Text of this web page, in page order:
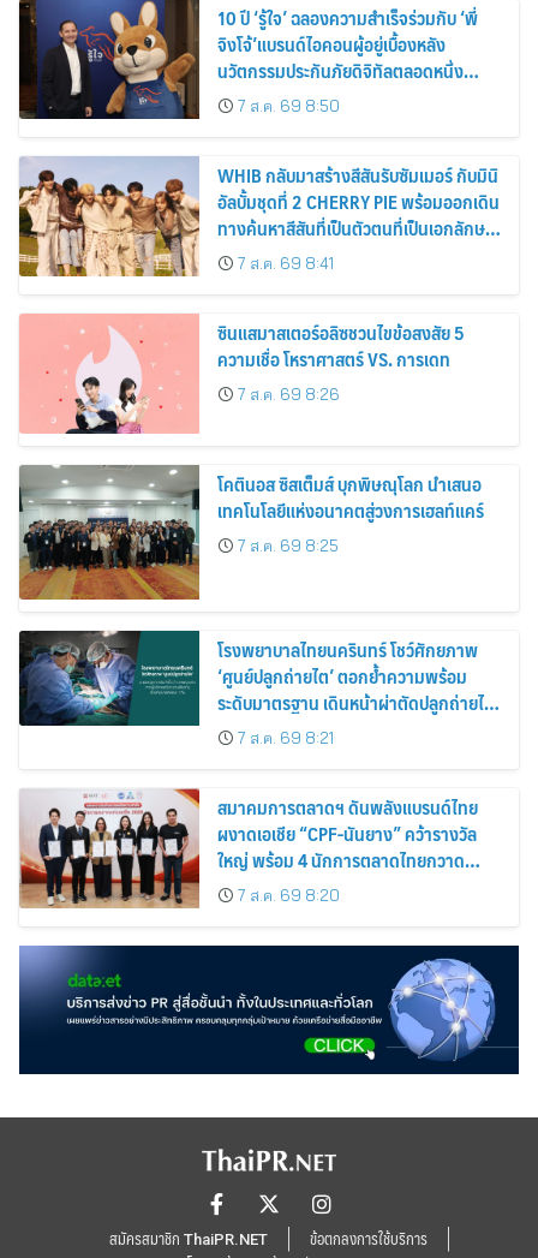
10 ปี ‘รู้ใจ’ ฉลองความสำเร็จร่วมกับ ‘พี่
จิงโจ้’แบรนด์ไอคอนผู้อยู่เบื้องหลัง
นวัตกรรมประกันภัยดิจิทัลตลอดหนึ่ง
ทศวรรษ
7 ส.ค. 69 8:50
WHIB กลับมาสร้างสีสันรับซัมเมอร์ กับมินิ
อัลบั้มชุดที่ 2 CHERRY PIE พร้อมออกเดิน
ทางค้นหาสีสันที่เป็นตัวตนที่เป็นเอกลักษณ์
ของตัวเอง
7 ส.ค. 69 8:41
ซินแสมาสเตอร์อลิซชวนไขข้อสงสัย 5
ความเชื่อ โหราศาสตร์ VS. การเดท
7 ส.ค. 69 8:26
โคตินอส ซิสเต็มส์ บุกพิษณุโลก นำเสนอ
เทคโนโลยีแห่งอนาคตสู่วงการเฮลท์แคร์
7 ส.ค. 69 8:25
โรงพยาบาลไทยนครินทร์ โชว์ศักยภาพ
‘ศูนย์ปลูกถ่ายไต’ ตอกย้ำความพร้อม
ระดับมาตรฐาน เดินหน้าผ่าตัดปลูกถ่ายไต
สำเร็จ 2 รายพร้อมกัน จากผู้บริจาคอวัยวะ
รายเดียวกัน
7 ส.ค. 69 8:21
สมาคมการตลาดฯ ดันพลังแบรนด์ไทย
ผงาดเอเชีย “CPF-นันยาง” คว้ารางวัล
ใหญ่ พร้อม 4 นักการตลาดไทยกวาด
รางวัลบุคคลเวที AMF AMEA & YWN
2026
7 ส.ค. 69 8:20
สมัครสมาชิก ThaiPR.NET
ข้อตกลงการใช้บริการ